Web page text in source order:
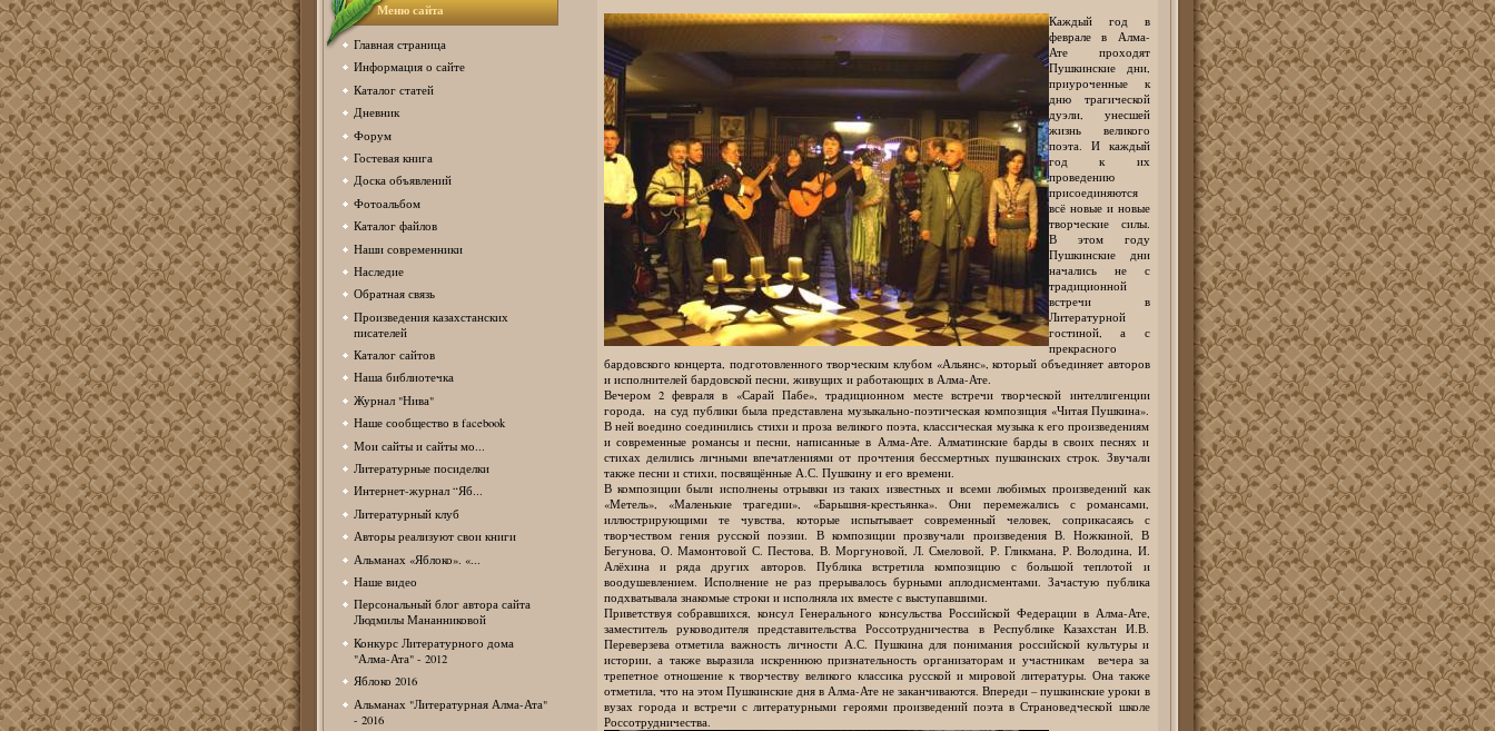
Меню сайта
Главная страница
Информация о сайте
Каталог статей
Дневник
Форум
Гостевая книга
Доска объявлений
Фотоальбом
Каталог файлов
Наши современники
Наследие
Обратная связь
Произведения казахстанских
писателей
Каталог сайтов
Наша библиотечка
Журнал "Нива"
Наше сообщество в facebook
Мои сайты и сайты мо...
Литературные посиделки
Интернет-журнал “Яб...
Литературный клуб
Авторы реализуют свои книги
Альманах «Яблоко». «...
Наше видео
Персональный блог автора сайта
Людмилы Мананниковой
Конкурс Литературного дома
"Алма-Ата" - 2012
Яблоко 2016
Альманах "Литературная Алма-Ата"
- 2016
Каждый год в
феврале в Алма-
Ате проходят
Пушкинские дни,
приуроченные к
дню трагической
дуэли, унесшей
жизнь великого
поэта. И каждый
год к их
проведению
присоединяются
всё новые и новые
творческие силы.
В этом году
Пушкинские дни
начались не с
традиционной
встречи в
Литературной
гостиной, а с
прекрасного
бардовского концерта, подготовленного творческим клубом «Альянс», который объединяет авторов
и исполнителей бардовской песни, живущих и работающих в Алма-Ате.
Вечером 2 февраля в «Сарай Пабе», традиционном месте встречи творческой интеллигенции
города, на суд публики была представлена музыкально-поэтическая композиция «Читая Пушкина».
В ней воедино соединились стихи и проза великого поэта, классическая музыка к его произведениям
и современные романсы и песни, написанные в Алма-Ате. Алматинские барды в своих песнях и
стихах делились личными впечатлениями от прочтения бессмертных пушкинских строк. Звучали
также песни и стихи, посвящённые А.С. Пушкину и его времени.
В композиции были исполнены отрывки из таких известных и всеми любимых произведений как
«Метель», «Маленькие трагедии», «Барышня-крестьянка». Они перемежались с романсами,
иллюстрирующими те чувства, которые испытывает современный человек, соприкасаясь с
творчеством гения русской поэзии. В композиции прозвучали произведения В. Ножкиной, В
Бегунова, О. Мамонтовой С. Пестова, В. Моргуновой, Л. Смеловой, Р. Гликмана, Р. Володина, И.
Алёхина и ряда других авторов. Публика встретила композицию с большой теплотой и
воодушевлением. Исполнение не раз прерывалось бурными аплодисментами. Зачастую публика
подхватывала знакомые строки и исполняла их вместе с выступавшими.
Приветствуя собравшихся, консул Генерального консульства Российской Федерации в Алма-Ате,
заместитель руководителя представительства Россотрудничества в Республике Казахстан И.В.
Переверзева отметила важность личности А.С. Пушкина для понимания российской культуры и
истории, а также выразила искреннюю признательность организаторам и участникам вечера за
трепетное отношение к творчеству великого классика русской и мировой литературы. Она также
отметила, что на этом Пушкинские дня в Алма-Ате не заканчиваются. Впереди – пушкинские уроки в
вузах города и встречи с литературными героями произведений поэта в Страноведческой школе
Россотрудничества.